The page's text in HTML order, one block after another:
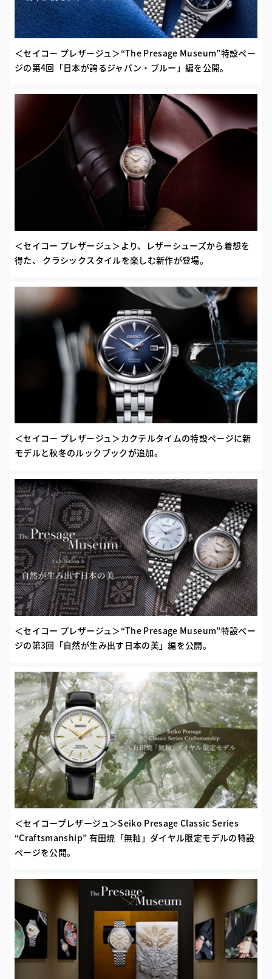
＜セイコー プレザージュ＞“The Presage Museum”特設ペー
ジの第4回「日本が誇るジャパン・ブルー」編を公開。
＜セイコー プレザージュ＞より、レザーシューズから着想を
得た、 クラシックスタイルを楽しむ新作が登場。
＜セイコー プレザージュ＞カクテルタイムの特設ページに新
モデルと秋冬のルックブックが追加。
＜セイコー プレザージュ＞“The Presage Museum”特設ペー
ジの第3回「自然が生み出す日本の美」編を公開。
＜セイコープレザージュ＞Seiko Presage Classic Series
“Craftsmanship” 有田焼「無釉」ダイヤル限定モデルの特設
ページを公開。